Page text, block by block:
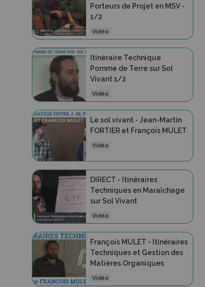
Porteurs de Projet en MSV -
1/2
Vidéo
Itinéraire Technique
Pomme de Terre sur Sol
Vivant 1/2
Vidéo
Le sol vivant - Jean-Martin
FORTIER et François MULET
Vidéo
DIRECT - Itinéraires
Techniques en Maraîchage
sur Sol Vivant
Vidéo
François MULET - Itinéraires
Techniques et Gestion des
Matières Organiques
Vidéo